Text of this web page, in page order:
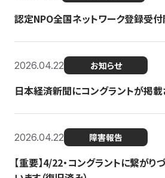
認定NPO全国ネットワーク登録受付
2026.04.22 お知らせ
日本経済新聞にコングラントが掲載
2026.04.22 障害報告
【重要】4/22・コングラントに繋が